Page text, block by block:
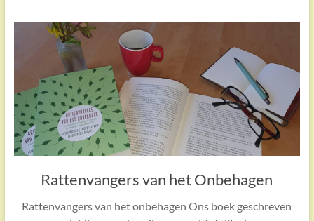
Rattenvangers van het Onbehagen
Rattenvangers van het onbehagen Ons boek geschreven